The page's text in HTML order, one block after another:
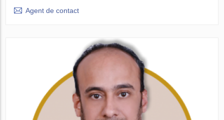
Agent de contact